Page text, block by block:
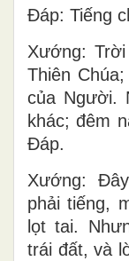
Đáp: Tiếng
Xướng:
Thiên
của Người.
khác; đêm
Đáp.
Xướng:
phải tiếng,
lọt tai.
trái đất, và